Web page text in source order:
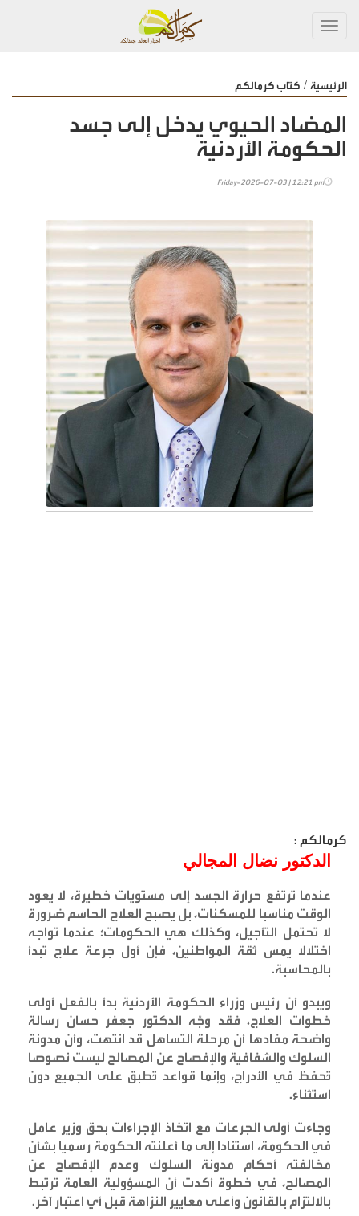
الرئيسية / كتاب كرمالكم
المضاد الحيوي يدخل إلى جسد
الحكومة الأردنية
Friday-2026-07-03 | 12:21 pm
كرمالكم :
الدكتور نضال المجالي
عندما ترتفع حرارة الجسد إلى مستويات خطيرة، لا يعود
الوقت مناسبا للمسكنات، بل يصبح العلاج الحاسم ضرورة
لا تحتمل التأجيل، وكذلك هي الحكومات؛ عندما تواجه
اختلالا يمس ثقة المواطنين، فإن أول جرعة علاج تبدأ
بالمحاسبة.
ويبدو أن رئيس وزراء الحكومة الأردنية بدأ بالفعل أولى
خطوات العلاج، فقد وجّه الدكتور جعفر حسان رسالة
واضحة مفادها أن مرحلة التساهل قد انتهت، وأن مدونة
السلوك والشفافية والإفصاح عن المصالح ليست نصوصا
تُحفظ في الأدراج، وإنما قواعد تُطبق على الجميع دون
استثناء.
وجاءت أولى الجرعات مع اتخاذ الإجراءات بحق وزير عامل
في الحكومة، استنادا إلى ما أعلنته الحكومة رسميا بشأن
مخالفته أحكام مدونة السلوك وعدم الإفصاح عن
المصالح، في خطوة أكدت أن المسؤولية العامة ترتبط
بالالتزام بالقانون وأعلى معايير النزاهة قبل أي اعتبار آخر.